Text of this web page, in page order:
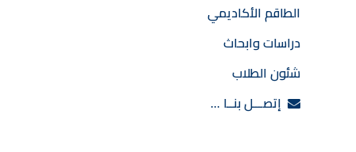
الطاقم الأكاديمي
دراسات وابحاث
شئون الطلاب
إتصـــل بنــا …